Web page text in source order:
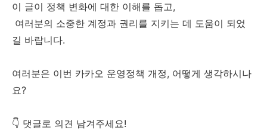
이 글이 정책 변화에 대한 이해를 돕고,
여러분의 소중한 계정과 권리를 지키는 데 도움이 되었
길 바랍니다.
여러분은 이번 카카오 운영정책 개정, 어떻게 생각하시나
요?
👇 댓글로 의견 남겨주세요!